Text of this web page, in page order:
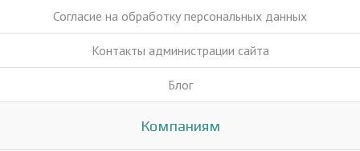
Согласие на обработку персональных данных
Контакты администрации сайта
Блог
Компаниям